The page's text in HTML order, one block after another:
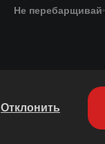
Не перебарщивай
Отклонить